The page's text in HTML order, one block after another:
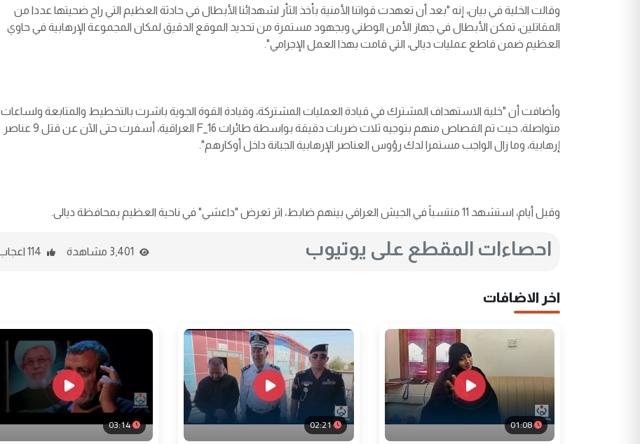
وقالت الخلية في بيان، إنه "بعد أن تعهدت قواتنا الأمنية بأخذ الثأر لشهدائنا الأبطال في حادثة العظيم التي راح ضحيتها عددا من
المقاتلين، تمكن الأبطال في جهاز الأمن الوطني وبجهود مستمرة من تحديد الموقع الدقيق لمكان المجموعة الإرهابية في حاوي
العظيم ضمن قاطع عمليات ديالى، التي قامت بهذا العمل الإجرامي".
وأضافت أن "خلية الاستهداف المشترك في قيادة العمليات المشتركة، وقيادة القوة الجوية باشرت بالتخطيط والمتابعة ولساعات
متواصلة، حيث تم القصاص منهم بتوجيه ثلاث ضربات دقيقة بواسطة طائرات F_16 العراقية، أسفرت حتى الآن عن قتل 9 عناصر
إرهابية، وما زال الواجب مستمرا لدك رؤوس العناصر الإرهابية الجبانة داخل أوكارهم".
وقبل أيام، استشهد 11 منتسباً في الجيش العراقي بينهم ضابط، اثر تعرض "داعشي" في ناحية العظيم بمحافظة ديالى.
احصاءات المقطع على يوتيوب
اخر الاضافات
01:08
02:21
03:14